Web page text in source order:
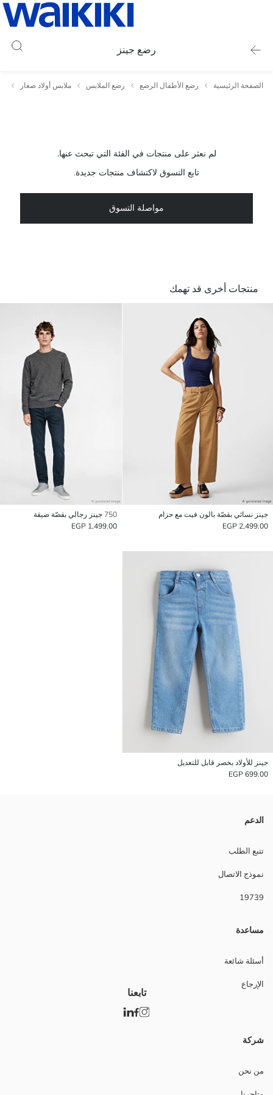
رضع جينز
الصفحة الرئيسية رضع الأطفال الرضع رضع الملابس ملابس أولاد صغار
لم نعثر على منتجات في الفئة التي تبحث عنها.
تابع التسوق لاكتشاف منتجات جديدة.
مواصلة التسوق
منتجات أخرى قد تهمك
جينز نسائي بقصّة بالون فيت مع حزام
2,499.00 EGP
750 جينز رجالي بقصّة ضيقة
1,499.00 EGP
جينز للأولاد بخصر قابل للتعديل
699.00 EGP
الدعم
تتبع الطلب
نموذج الاتصال
19739
مساعدة
أسئلة شائعة
الإرجاع
شركة
من نحن
تابعنا